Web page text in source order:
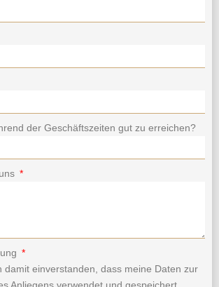
der Geschäftszeiten gut zu erreichen?
damit einverstanden, dass meine Daten zur